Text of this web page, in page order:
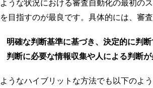
うな状況における審査自動化の最初の
を目指すのが最良です。具体的には、審
明確な判断基準に基づき、決定的に判断
判断に必要な情報収集や人による判断
うなハイブリットな方法でも以下のよ